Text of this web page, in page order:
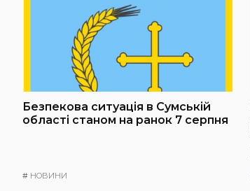
Безпекова ситуація в Сумській
області станом на ранок 7 серпня
# НОВИНИ